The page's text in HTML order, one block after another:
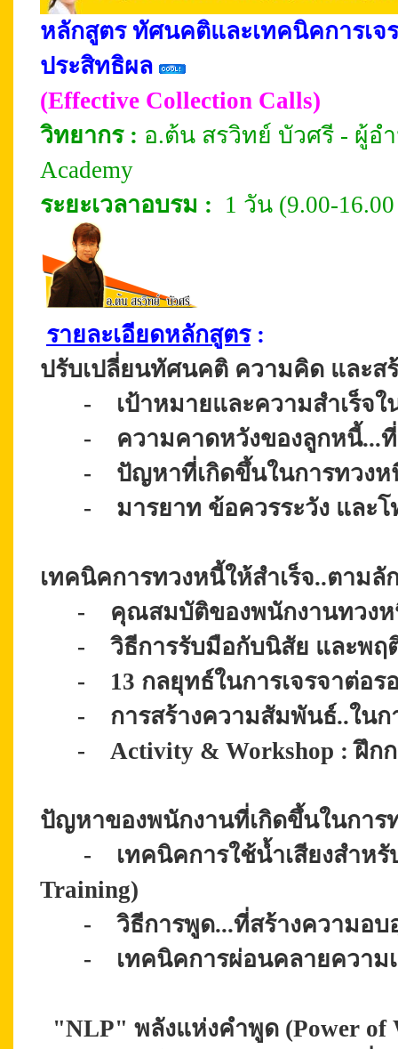
หลักสูตร ทัศนคติและเทคนิคการเจ
ประสิทธิผล
(Effective Collection Calls)
วิทยากร : อ.ต้น สรวิทย์ บัวศรี - ผู้อ
Academy
ระยะเวลาอบรม : 1 วัน (9.00-
รายละเอียดหลักสูตร:
ปรับเปลี่ยนทัศนคติ ความคิด และส
-
เป้าหมายและความสำเร็จ
- ความคาดหวังของลูกหนี้...
- ปัญหาที่เกิดขึ้นในการทวงห
- มารยาท ข้อควรระวัง และ
เทคนิคการทวงหนี้ให้สำเร็จ..ตาม
- คุณสมบัติของพนักงานทวง
- วิธีการรับมือกับนิสัย และพฤ
- 13 กลยุทธ์ในการเจรจาต่อร
- การสร้างความสัมพันธ์..ใน
- Activity & Workshop : ฝึก
ปัญหาของพนักงานที่เกิดขึ้นในการ
- เทคนิคการใช้น้ำเสียงสำห
Training)
- วิธีการพูด...ที่สร้างความอ
- เทคนิคการผ่อนคลายความ
"NLP" พลังแห่งคำพูด (Power of